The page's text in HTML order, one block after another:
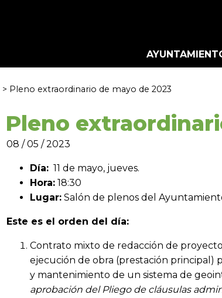
> Pleno extraordinario de mayo de 2023
Pleno
08 / 05 / 2023
Día: 11 de mayo, jueves.
Hora: 18:30
Lugar: Salón de plenos del
Este es el orden del día:
Contrato mixto de redacción de
ejecución de obra (prestación principal)
y mantenimiento de un sistema de
aprobación del Pliego de cláusulas